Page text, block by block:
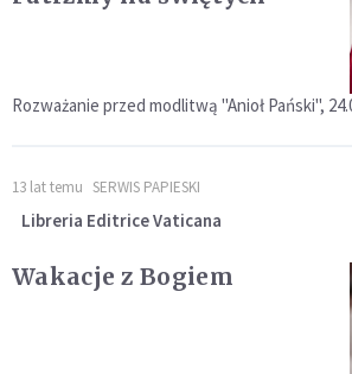
Rozważanie przed modlitwą "Anioł Pański",
13 lat temu SERWIS PAPIESKI
Libreria Editrice Vaticana
Wakacje z Bogiem